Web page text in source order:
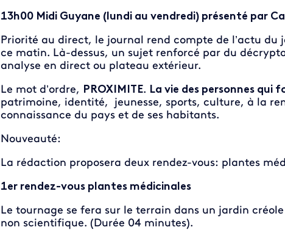
13h00 Midi Guyane (lundi au vendredi) présenté par
Priorité au direct, le journal rend compte de l’actu du
ce matin. Là-dessus, un sujet renforcé par du
analyse en direct ou plateau extérieur.
Le mot d’ordre, PROXIMITE. La vie des personnes qui
patrimoine, identité, jeunesse, sports, culture, à la
connaissance du pays et de ses habitants.
Nouveauté:
La rédaction proposera deux rendez-vous: plantes
1er rendez-vous plantes médicinales
Le tournage se fera sur le terrain dans un jardin
non scientifique. (Durée 04 minutes).